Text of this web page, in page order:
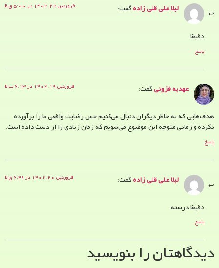
لیلا علی قلی زادهگفت: فروردین ۲۲, ۱۴۰۲ در ۵:۰۰ ق.ظ
دقیقا
پاسخ
عهدیه‌ فزونیگفت: فروردین ۱۹, ۱۴۰۲ در ۶:۱۳ ب.ظ
هدف‌هایی که به خاطر دیگران دنبال می‌کنیم حس رضایت واقعی ما را برآورده
نکرده و زمانی متوجه این موضوع می‌شویم که زمان زیادی را از دست داده است.
پاسخ
لیلا علی قلی زادهگفت: فروردین ۲۰, ۱۴۰۲ در ۶:۴۹ ق.ظ
دقیقا درسته
پاسخ
دیدگاهتان را بنویسید